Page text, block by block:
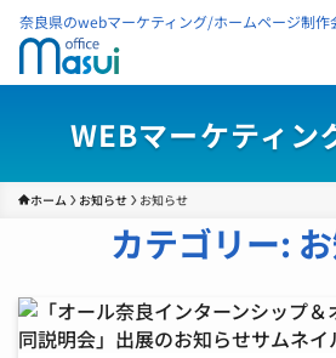
奈良県のwebマーケティング/ホームページ制作
WEBマーケティン
ホーム お知らせ お知らせ
カテゴリー: